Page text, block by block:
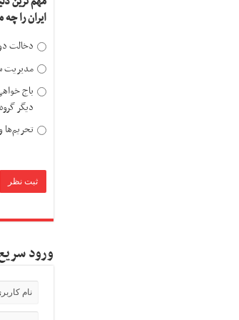
ایران را
دخالت
مدیریت
باج
دیگر
ورود